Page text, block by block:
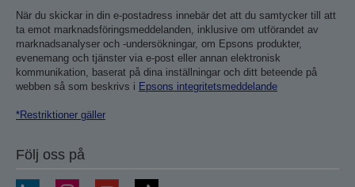
När du skickar in din e-postadress innebär det att du samtycker till att
ta emot marknadsföringsmeddelanden, inklusive om utförandet av
marknadsanalyser och -undersökningar, om Epsons produkter,
evenemang och tjänster via e-post eller annan elektronisk
kommunikation, baserat på dina inställningar och ditt beteende på
webben så som beskrivs i Epsons integritetsmeddelande
*Restriktioner gäller
Följ oss på